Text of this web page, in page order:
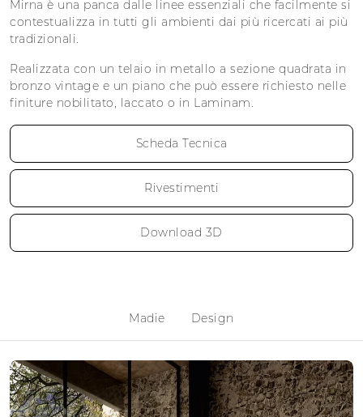
Mirna è una panca dalle linee essenziali che facilmente si
contestualizza in tutti gli ambienti dai più ricercati ai più
tradizionali.
Realizzata con un telaio in metallo a sezione quadrata in
bronzo vintage e un piano che può essere richiesto nelle
finiture nobilitato, laccato o in Laminam.
Scheda Tecnica
Rivestimenti
Download 3D
Madie Design